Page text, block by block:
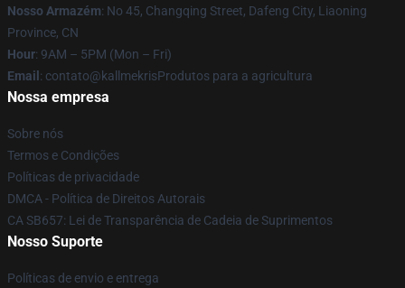
Nosso Armazém: No 45, Changqing Street, Dafeng City, Liaoning
Province, CN
Hour: 9AM – 5PM (Mon – Fri)
Email : contato@kallmekrisProdutos para a agricultura
Nossa empresa
Sobre nós
Termos e Condições
Políticas de privacidade
DMCA - Política de Direitos Autorais
CA SB657: Lei de Transparência de Cadeia de Suprimentos
Nosso Suporte
Políticas de envio e entrega